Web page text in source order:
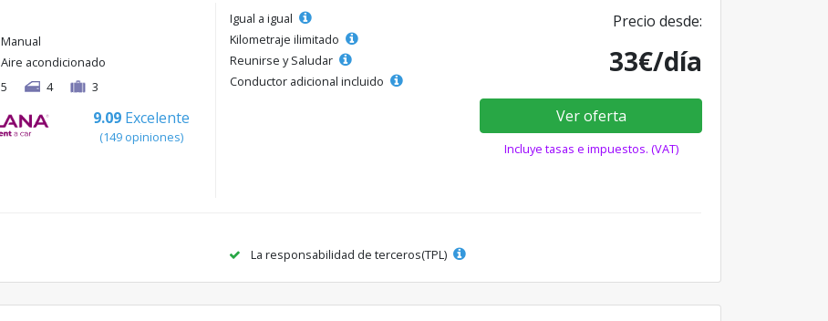
Manual
Aire acondicionado
5
4 3
9.09 Excelente
(149 opiniones)
Igual a igual
Kilometraje ilimitado
Reunirse y Saludar
Conductor adicional incluido
Precio desde:
33€/día
Ver oferta
Incluye tasas e impuestos. (VAT)
La responsabilidad de terceros(TPL)